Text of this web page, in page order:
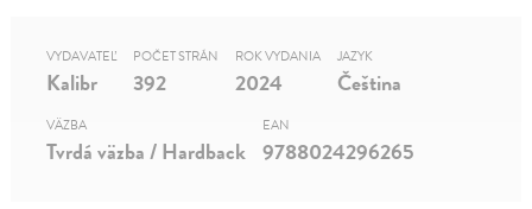
VYDAVATEĽ
Kalibr
POČET STRÁN
392
ROK VYDANIA
2024
JAZYK
Čeština
VÄZBA
Tvrdá väzba / Hardback
EAN
9788024296265